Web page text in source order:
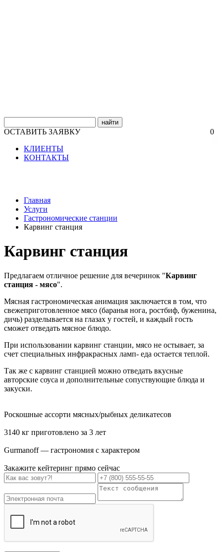
найти
0
ОСТАВИТЬ ЗАЯВКУ
КЛИЕНТЫ
КОНТАКТЫ
Главная
Услуги
Гастрономические станции
Карвинг станция
Карвинг станция
Предлагаем отличное решение для вечеринок "Карвинг
станция - мясо".
Мясная гастрономическая анимация заключается в том, что
свежеприготовленное мясо (баранья нога, ростбиф, буженина,
дичь) разделывается на глазах у гостей, и каждый гость
сможет отведать мясное блюдо.
При использовании карвинг станции, мясо не остывает, за
счет специальных инфракрасных ламп- еда остается теплой.
Так же с карвинг станцией можно отведать вкусные
авторские соуса и дополнительные сопуствующие блюда и
закуски.
Роскошные ассорти мясных/рыбных деликатесов
3140 кг приготовлено за 3 лет
Gurmanoff — гастрономия с характером
Закажите кейтеринг прямо сейчас